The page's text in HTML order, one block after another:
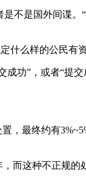
不是国外间谍。
什么样的公民有
成功”，或者“提
，最终约有
而这种不正规的